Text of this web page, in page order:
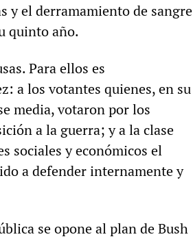
y el derramamiento de sangre
quinto año.
Para ellos es
a los votantes quienes, en su
media, votaron por los
a la guerra; y a la clase
sociales y económicos el
a defender internamente y
se opone al plan de Bush